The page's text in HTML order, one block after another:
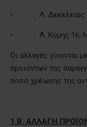
• Λ. Δεκελείας 98-
• Λ. Κύμης 16, Ν.
Οι αλλαγές γίνονται
προϊόντων της
ποσό χρέωσης της
1.Β. ΑΛΛΑΓΗ